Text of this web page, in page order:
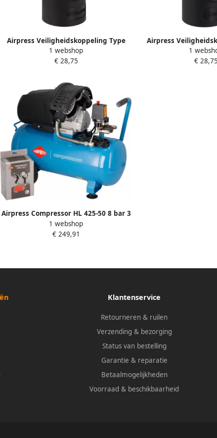
Airpress Veiligheidskoppeling Type
Euro ¼” binnendraad 43E802
1 webshop
€ 28,75
Airpress
Euro ¼” 1
€ 28,75
Airpress Compressor HL 425-50 8 bar 3
pk 2.2 kW 260 l min 50 l met
accessoires 36888
1 webshop
€ 249,91
Klantenservice
Retourneren & ruilen
Verzending & bezorging
Status van bestelling
Garantie & reparatie
Betaalmogelijkheden
Voorraad & beschikbaarheid